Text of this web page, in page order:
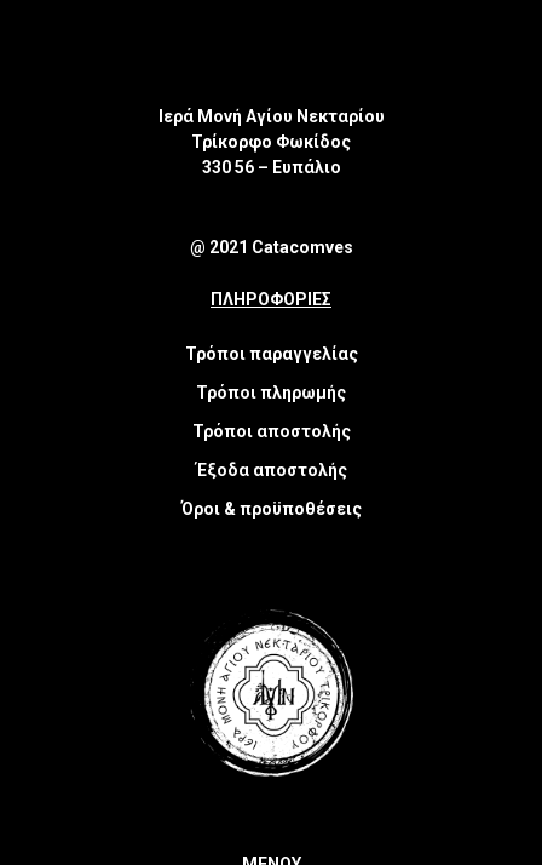
Ιερά Μονή Αγίου Νεκταρίου
Τρίκορφο Φωκίδος
330 56 – Ευπάλιο
@ 2021 Catacomves
ΠΛΗΡΟΦΟΡΙΕΣ
Τρόποι παραγγελίας
Τρόποι πληρωμής
Τρόποι αποστολής
Έξοδα αποστολής
Όροι & προϋποθέσεις